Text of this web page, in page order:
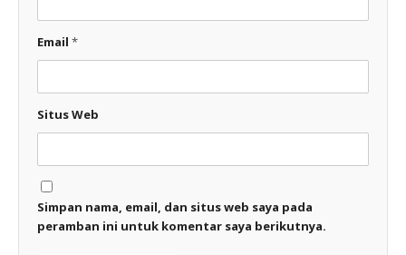
Email *
Situs Web
Simpan nama, email, dan situs web saya pada
peramban ini untuk komentar saya berikutnya.